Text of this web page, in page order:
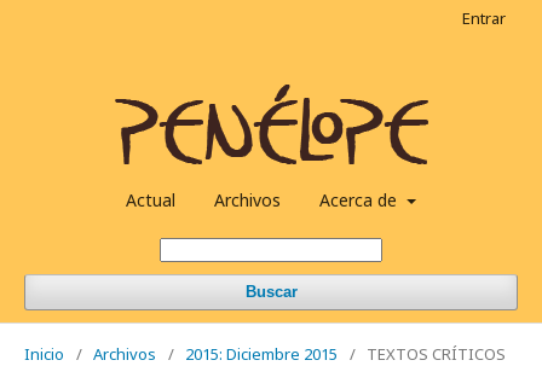
Actual Archivos Acerca de
Buscar
Entrar
Inicio / Archivos / 2015: Diciembre 2015 / TEXTOS CRÍTICOS